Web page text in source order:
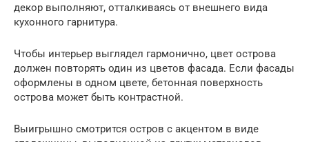
декор выполняют, отталкиваясь от внешнего вида
кухонного гарнитура.
Чтобы интерьер выглядел гармонично, цвет острова
должен повторять один из цветов фасада. Если фасады
оформлены в одном цвете, бетонная поверхность
острова может быть контрастной.
Выигрышно смотрится остров с акцентом в виде